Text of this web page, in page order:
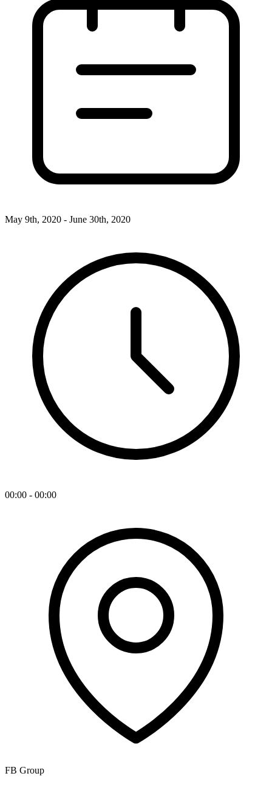
May 9th, 2020 - June 30th, 2020
00:00 - 00:00
FB Group